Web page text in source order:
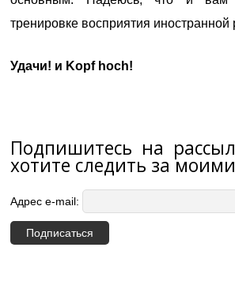
тренировке восприятия иностранной
Удачи! и Kopf hoch!
Подпишитесь на
хотите следить за
Адрес e-mail: